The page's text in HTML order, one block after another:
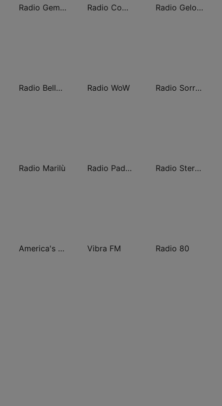
Radio Gemini Radio Company Radio Gelosa
Radio Bella & Monella Radio WoW Radio Sorrriso
Radio Marilù Radio Padova Radio Stereocittà
America's Country Vibra FM Radio 80